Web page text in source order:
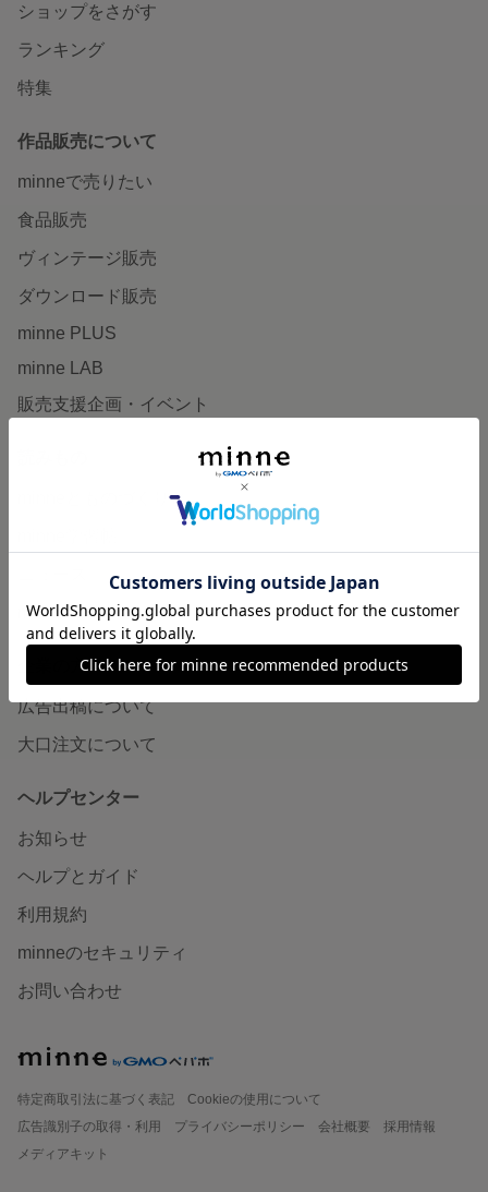
ショップをさがす
ランキング
特集
作品販売について
minneで売りたい
食品販売
ヴィンテージ販売
ダウンロード販売
minne PLUS
minne LAB
販売支援企画・イベント
minneとものづくりと
minneの本
企業の方へ
広告出稿について
大口注文について
ヘルプセンター
お知らせ
ヘルプとガイド
利用規約
minneのセキュリティ
お問い合わせ
特定商取引法に基づく表記
Cookieの使用について
広告識別子の取得・利用
プライバシーポリシー 会社概要
採用情報
メディアキット